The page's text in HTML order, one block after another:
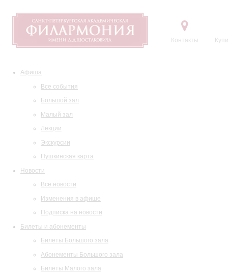
Контакты
Афиша
Все события
Большой зал
Малый зал
Лекции
Экскурсии
Пушкинская карта
Новости
Все новости
Изменения в афише
Подписка на новости
Билеты и абонементы
Билеты Большого зала
Абонементы Большого зала
Билеты Малого зала